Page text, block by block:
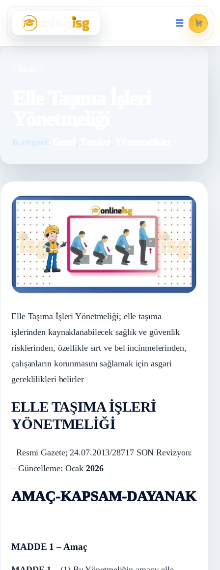
☰
Kategori: , ,
Elle Taşıma İşleri Yönetmeliği; elle taşıma
işlerinden kaynaklanabilecek sağlık ve güvenlik
risklerinden, özellikle sırt ve bel incinmelerinden,
çalışanların korunmasını sağlamak için asgari
gereklilikleri belirler
ELLE TAŞIMA İŞLERİ
YÖNETMELİĞİ
Resmi Gazete; 24.07.2013/28717 SON Revizyon:
– Güncelleme: Ocak2026
AMAÇ-KAPSAM-DAYANAK
MADDE 1 – Amaç